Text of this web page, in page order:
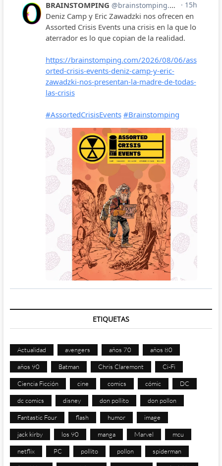
ETIQUETAS
Actualidad avengers años 70 años 80
años 90 Batman Chris Claremont Ci-Fi
Ciencia Ficción cine comics cómic DC
dc comics disney don pollito don pollon
Fantastic Four flash humor image
jack kirby los 90 manga Marvel mcu
netflix PC pollito pollon spiderman